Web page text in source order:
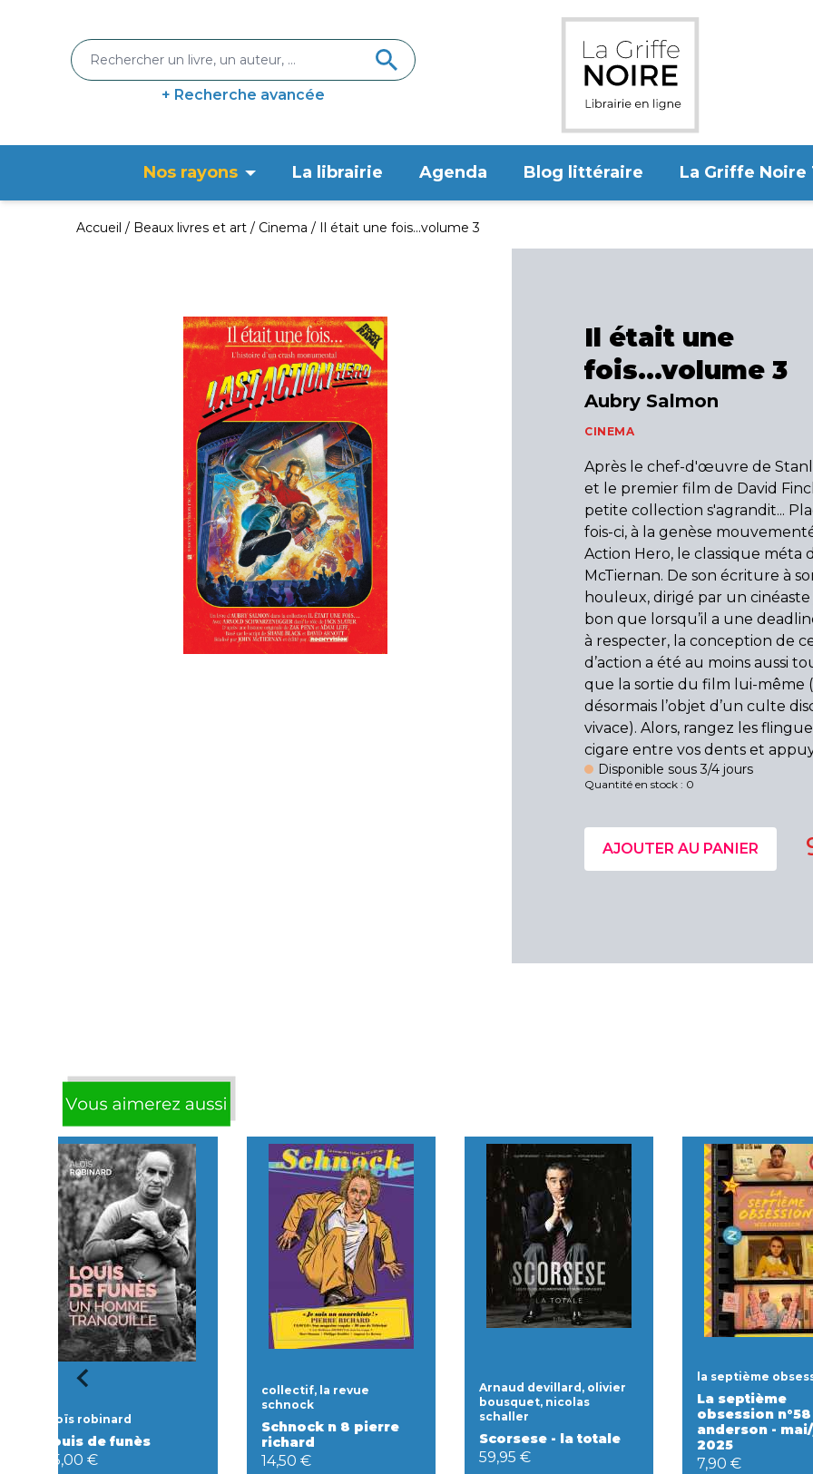
+ Recherche avancée
Nos rayons La librairie Agenda Blog littéraire La Griffe Noire
Accueil Beaux livres et art Cinema Il était une fois...volume 3
Il était une
fois...volume 3
Aubry Salmon
CINEMA
Après le chef-d'œuvre de
et le premier film de David
petite collection s'agrandit...
fois-ci, à la genèse
Action Hero, le classique méta
McTiernan. De son écriture à
houleux, dirigé par un cinéaste
bon que lorsqu’il a une
à respecter, la conception de
d’action a été au moins aussi
que la sortie du film lui-même
désormais l’objet d’un culte
vivace). Alors, rangez les
cigare entre vos dents et
Disponible sous 3/4 jours
Quantité en stock : 0
AJOUTER AU PANIER
Aloïs robinard
Louis de funès
25,00 €
collectif, la revue
schnock
Schnock n 8 pierre
richard
14,50 €
Arnaud devillard, olivier
bousquet, nicolas
schaller
Scorsese - la totale
59,95 €
la septième
La septième
obsession
anderson -
2025
7,90 €